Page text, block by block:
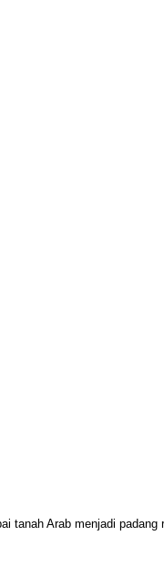
tanah Arab menjadi padang